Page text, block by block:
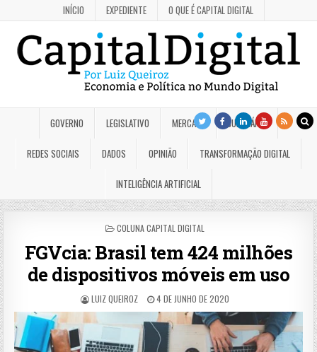
INÍCIO EXPEDIENTE O QUE É CAPITAL DIGITAL
GOVERNO LEGISLATIVO MERCADO JUDICIÁRIO
REDES SOCIAIS DADOS OPINIÃO TRANSFORMAÇÃO DIGITAL
INTELIGÊNCIA ARTIFICIAL
POSTED
COLUNA CAPITAL DIGITAL
FGVcia: Brasil tem 424 milhões
de dispositivos móveis em uso
LUIZ QUEIROZ 4 DE JUNHO DE 2020